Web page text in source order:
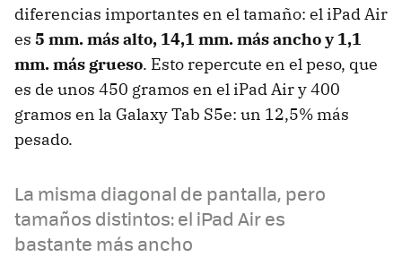
diferencias importantes en el tamaño: el iPad Air
es 5 mm. más alto, 14,1 mm. más ancho y 1,1
mm. más grueso. Esto repercute en el peso, que
es de unos 450 gramos en el iPad Air y 400
gramos en la Galaxy Tab S5e: un 12,5% más
pesado.
La misma diagonal de pantalla, pero
tamaños distintos: el iPad Air es
bastante más ancho